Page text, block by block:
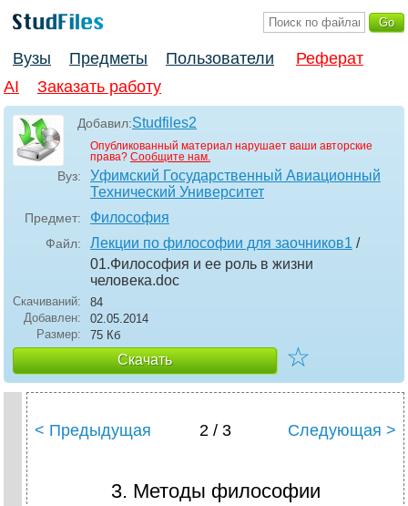
Вузы Предметы Пользователи
Реферат
AI
Заказать работу
Добавил:Studfiles2
Опубликованный материал нарушает ваши авторские
права? Сообщите нам.
Вуз:
Уфимский Государственный Авиационный
Технический Университет
Предмет: Философия
Файл: Лекции по философии для заочников1 /
01.Философия и ее роль в жизни
человека.doc
Скачиваний:
84
Добавлен:
02.05.2014
Размер:
75 Кб
Скачать ☆
< Предыдущая 2 / 3 Следующая >
3. Методы философии